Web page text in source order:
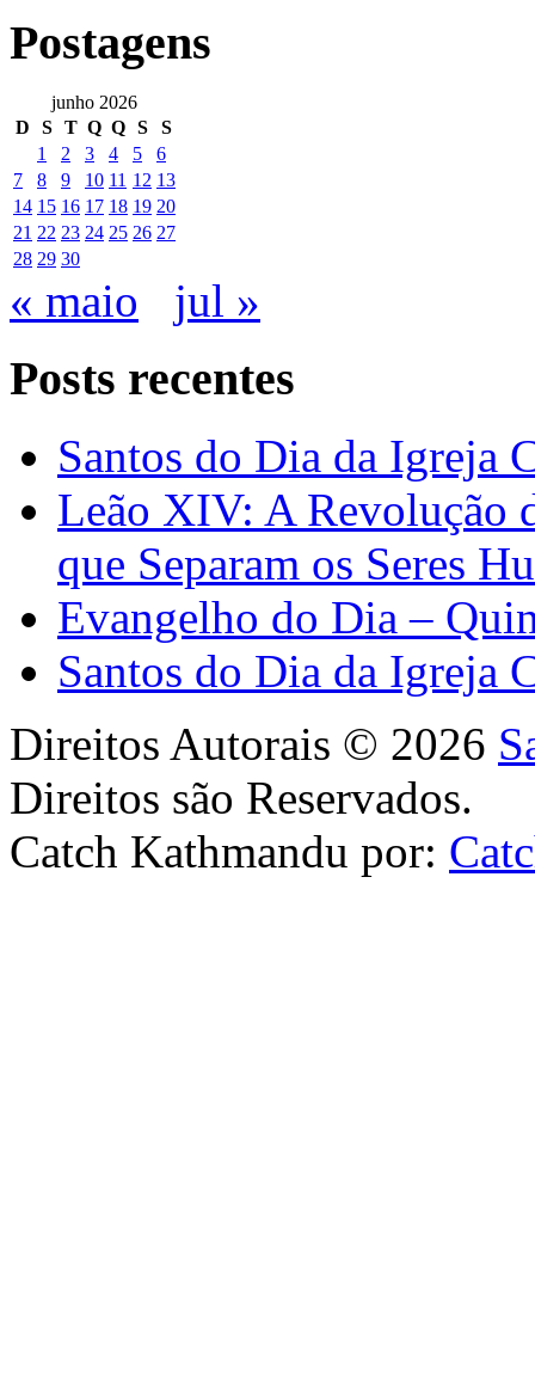
Postagens
junho 2026
D
S T Q Q S
S
1
2 3 4 5
6
7
8 9 10 11 12 13
14 15 16 17 18 19 20
21 22 23 24 25 26 27
28 29 30
« maio jul »
Posts recentes
Santos do Dia da Igreja
Leão XIV: A Revolução
que Separam os Seres
Evangelho do Dia –
Santos do Dia da Igreja
Direitos Autorais © 2026
Direitos são Reservados.
Catch Kathmandu por: